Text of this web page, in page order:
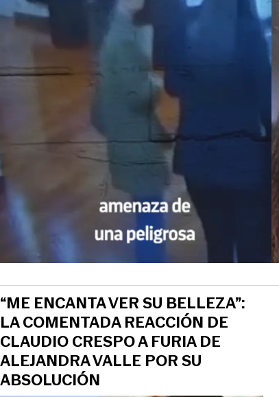
“ME ENCANTA VER SU BELLEZA”:
LA COMENTADA REACCIÓN DE
CLAUDIO CRESPO A FURIA DE
ALEJANDRA VALLE POR SU
ABSOLUCIÓN